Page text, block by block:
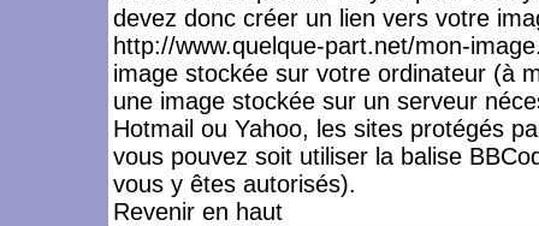
devez donc créer un lien vers votre
http://www.quelque-part.net/mon-
image stockée sur votre ordinateur (à
une image stockée sur un serveur
Hotmail ou Yahoo, les sites protégés
vous pouvez soit utiliser la balise
vous y êtes autorisés).
Revenir en haut